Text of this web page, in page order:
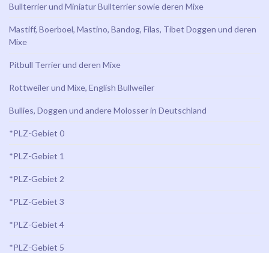
Bullterrier und Miniatur Bullterrier sowie deren Mixe
Mastiff, Boerboel, Mastino, Bandog, Filas, Tibet Doggen und deren
Mixe
Pitbull Terrier und deren Mixe
Rottweiler und Mixe, English Bullweiler
Bullies, Doggen und andere Molosser in Deutschland
*PLZ-Gebiet 0
*PLZ-Gebiet 1
*PLZ-Gebiet 2
*PLZ-Gebiet 3
*PLZ-Gebiet 4
*PLZ-Gebiet 5